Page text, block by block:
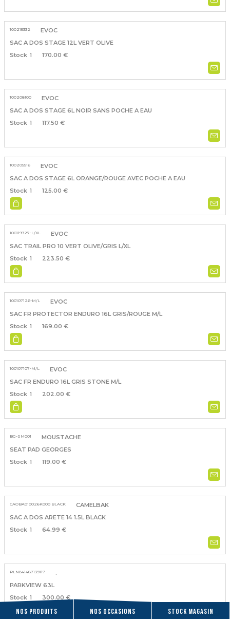
Nos produits Nos occasions Stock magasin
100215332
EVOC
SAC A DOS STAGE 12L VERT OLIVE
1
170.00 €
100208100
EVOC
SAC A DOS STAGE 6L NOIR SANS POCHE A EAU
1
117.50 €
100205516
EVOC
SAC A DOS STAGE 6L ORANGE/ROUGE AVEC POCHE A EAU
1
125.00 €
100119327-L/XL
EVOC
SAC TRAIL PRO 10 VERT OLIVE/GRIS L/XL
1
223.50 €
100107126-M/L
EVOC
SAC FR PROTECTOR ENDURO 16L GRIS/ROUGE M/L
1
169.00 €
100107107-M/L
EVOC
SAC FR ENDURO 16L GRIS STONE M/L
1
202.00 €
BG-SM001
MOUSTACHE
SEAT PAD GEORGES
1
119.00 €
CAOBA010026K000 BLACK
CAMELBAK
SAC A DOS ARETE 14 1.5L BLACK
1
64.99 €
PLN841487139117
.
PARKVIEW 63L
1
300.00 €